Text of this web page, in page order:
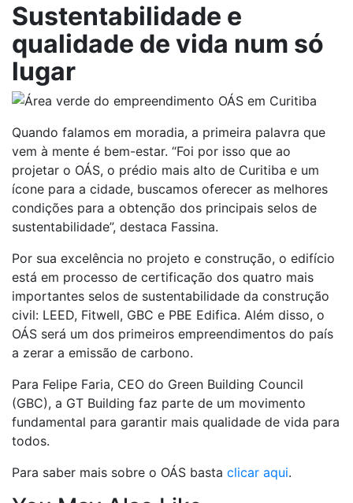
Sustentabilidade e
qualidade de vida num só
lugar
Quando falamos em moradia, a primeira palavra que
vem à mente é bem-estar. “Foi por isso que ao
projetar o OÁS, o prédio mais alto de Curitiba e um
ícone para a cidade, buscamos oferecer as melhores
condições para a obtenção dos principais selos de
sustentabilidade”, destaca Fassina.
Por sua excelência no projeto e construção, o edifício
está em processo de certificação dos quatro mais
importantes selos de sustentabilidade da construção
civil: LEED, Fitwell, GBC e PBE Edifica. Além disso, o
OÁS será um dos primeiros empreendimentos do país
a zerar a emissão de carbono.
Para Felipe Faria, CEO do Green Building Council
(GBC), a GT Building faz parte de um movimento
fundamental para garantir mais qualidade de vida para
todos.
Para saber mais sobre o OÁS basta clicar aqui.